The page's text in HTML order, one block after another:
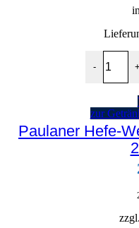
-
Paulaner
+
zur
Paulaner Hefe-
zzgl.